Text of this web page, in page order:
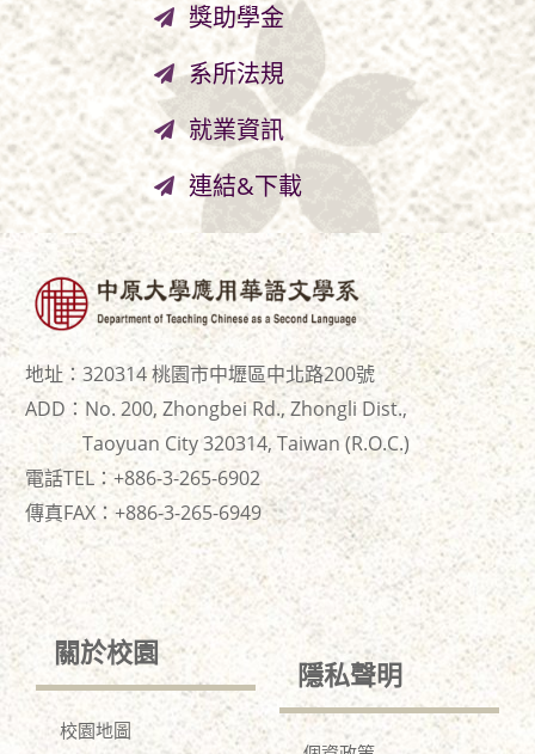
獎助學金
系所法規
就業資訊
連結&下載
地址：320314 桃園市中壢區中北路200號
ADD：No. 200, Zhongbei Rd., Zhongli Dist.,
Taoyuan City 320314, Taiwan (R.O.C.)
電話TEL：+886-3-265-6902
傳真FAX：+886-3-265-6949
關於校園
校園地圖
隱私聲明